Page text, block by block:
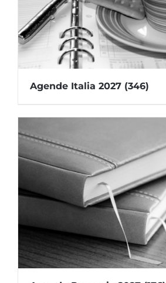
Agende Italia 2027 (346)